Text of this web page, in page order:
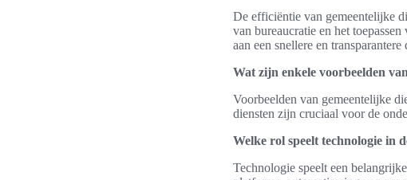
De efficiëntie van gemeentelijke
van bureaucratie en het
aan een snellere en
Wat zijn enkele voorbeelden
Voorbeelden van gemeentelijke
diensten zijn cruciaal voor de
Welke rol speelt technologie in
Technologie speelt een